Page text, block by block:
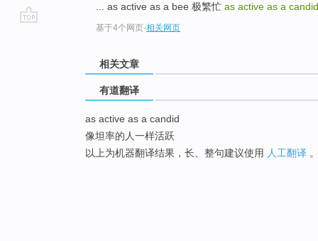
... as active as a bee 极繁忙 as active as a
基于4个网页-相关网页
相关文章
有道翻译
as active as a candid
像坦率的人一样活跃
以上为机器翻译结果，长、整句建议使用 人工翻译